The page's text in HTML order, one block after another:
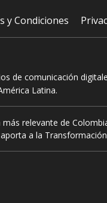
y Condiciones
de comunicación
Latina.
relevante de
a la